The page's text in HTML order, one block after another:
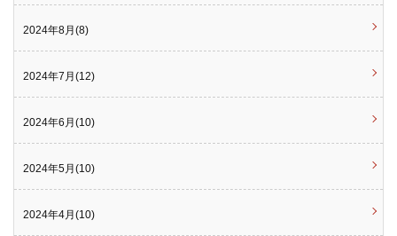
2024年8月(8)
2024年7月(12)
2024年6月(10)
2024年5月(10)
2024年4月(10)